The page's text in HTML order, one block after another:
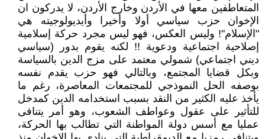
المتعاطفين معها في الأردن وخارج الأردن، لا يدركون ان
الإخوان حزب سياسي أولا وأخيرا وأيديولوجيته هي
"الإسلام"! وليس العكس، فهو ليس مجرد حركة إسلامية
إصلاحية اجتماعية ودعوية !! لكنه يقوم بدور (سياسي
ديني اجتماعي) شمولي معتمد على مزج الدين بالسياسة
وبكل قضايا المجتمع، وبالتالي فهو حزب يقدم نفسه
بوصفه الحل النموذجي للمجتمعات المعاصرة، رغم ما
يأخذ عليه الكثير من النقد بسبب استخدامه الدين كمدخل
للتأثير على عقول وعواطف الشعوب، وهو أمر يتنافى
عمليا مع أسس دولة المواطنة التي تطالب بها الحركة،